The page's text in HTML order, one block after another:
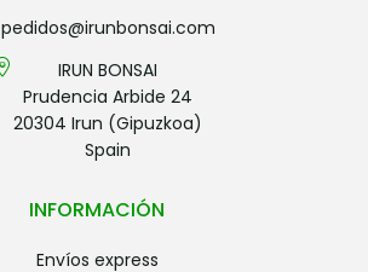
pedidos@irunbonsai.com
IRUN BONSAI
Prudencia Arbide 24
20304 Irun (Gipuzkoa)
Spain
INFORMACIÓN
envíos express